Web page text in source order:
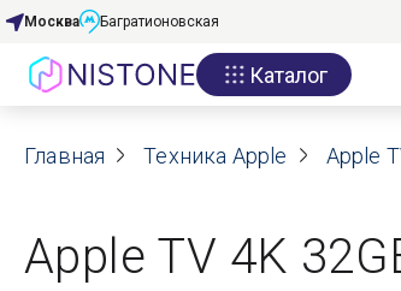
Акции
О нас
Москва Багратионовская
Каталог
Главная Техника Apple Apple
Apple TV 4K